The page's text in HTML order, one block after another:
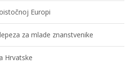
Europi
za mlade znanstvenike
Hrvatske